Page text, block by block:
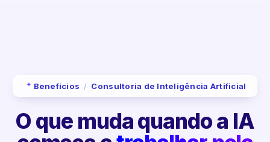
Benefícios / Consultoria de Inteligência Artificial
O que muda quando a IA